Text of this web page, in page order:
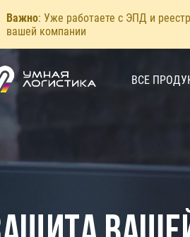
Важно: Уже работаете с ЭПД и
вашей компании
ВСЕ